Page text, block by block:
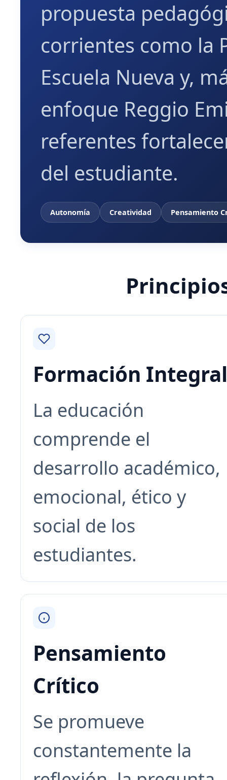
propuesta
corrientes como la
Escuela Nueva y,
enfoque Reggio
referentes
del estudiante.
Autonomía Creatividad Pensamiento
Formación Integral
La educación
comprende el
desarrollo académico,
emocional, ético y
social de los
estudiantes.
Pensamiento
Crítico
Se promueve
constantemente la